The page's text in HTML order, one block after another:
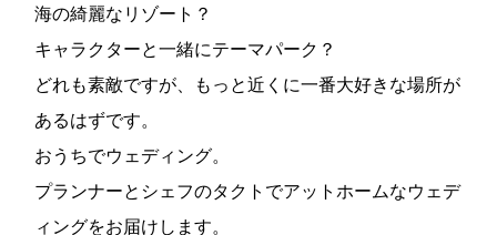
海の綺麗なリゾート？
キャラクターと一緒にテーマパーク？
どれも素敵ですが、もっと近くに一番大好きな場所が
あるはずです。
おうちでウェディング。
プランナーとシェフのタクトでアットホームなウェデ
ィングをお届けします。